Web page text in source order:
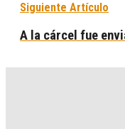
Siguiente Artículo
A la cárcel fue